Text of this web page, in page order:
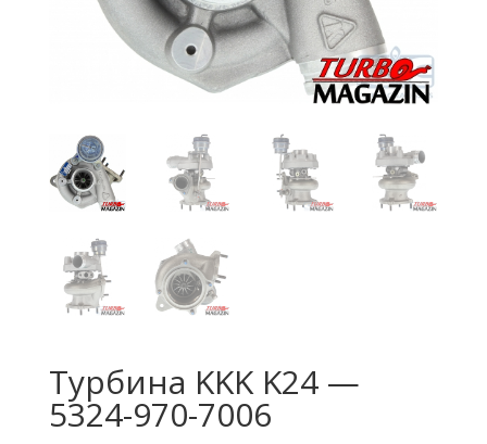
Турбина KKK K24 —
5324-970-7006